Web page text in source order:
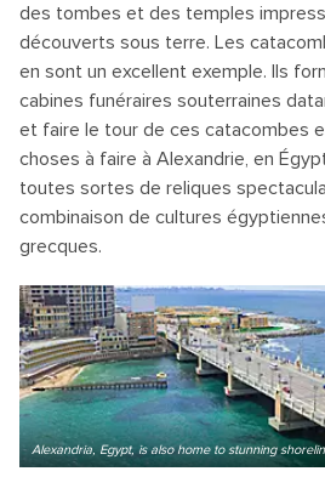
des tombes et des temples
découverts sous terre. Les
en sont un excellent exemple. Ils
cabines funéraires souterraines
et faire le tour de ces catacombes
choses à faire à Alexandrie, en
toutes sortes de reliques
combinaison de cultures
grecques.
Alexandria, Egypt, is also home to stunning